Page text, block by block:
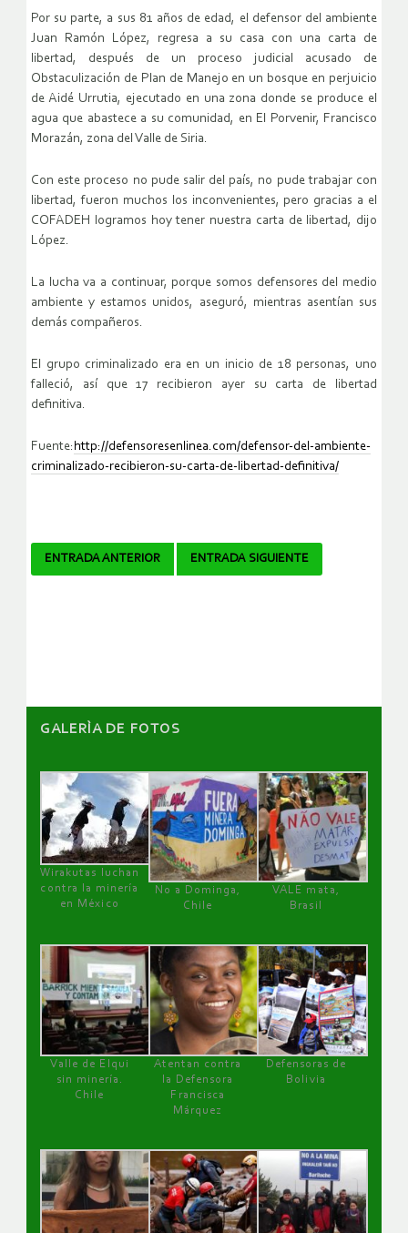
Por su parte, a sus 81 años de edad, el defensor del ambiente
Juan Ramón López, regresa a su casa con una carta de
libertad, después de un proceso judicial acusado de
Obstaculización de Plan de Manejo en un bosque en perjuicio
de Aidé Urrutia, ejecutado en una zona donde se produce el
agua que abastece a su comunidad, en El Porvenir, Francisco
Morazán, zona del Valle de Siria.
Con este proceso no pude salir del país, no pude trabajar con
libertad, fueron muchos los inconvenientes, pero gracias a el
COFADEH logramos hoy tener nuestra carta de libertad, dijo
López.
La lucha va a continuar, porque somos defensores del medio
ambiente y estamos unidos, aseguró, mientras asentían sus
demás compañeros.
El grupo criminalizado era en un inicio de 18 personas, uno
falleció, así que 17 recibieron ayer su carta de libertad
definitiva.
Fuente: http://defensoresenlinea.com/defensor-del-ambiente-
criminalizado-recibieron-su-carta-de-libertad-definitiva/
Navegador
ENTRADA ANTERIOR ENTRADA SIGUIENTE
GALERÌA DE FOTOS
Wirakutas luchan
contra la minería
en México
No a Dominga,
Chile
VALE mata,
Brasil
Valle de Elqui
sin minería.
Chile
Atentan contra
la Defensora
Francisca
Márquez
Defensoras de
Bolivia